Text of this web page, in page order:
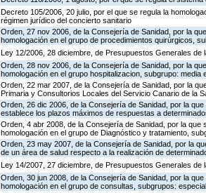
Decreto 105/2006, 20 julio, por el que se regula la
régimen jurídico del concierto sanitario
Orden, 27 nov 2006, de la Consejería de Sanidad, por la
homologación en el grupo de procedimientos quirúrgicos,
Ley 12/2006, 28 diciembre, de Presupuestos Generales
Orden, 28 nov 2006, de la Consejería de Sanidad, por la
homologación en el grupo hospitalizacion, subgrupo: media
Orden, 22 mar 2007, de la Consejería de Sanidad, por la
Primaria y Consultorios Locales del Servicio Canario de la
Orden, 26 dic 2006, de la Consejería de Sanidad, por la
establece los plazos máximos de respuestas a
Orden, 4 abr 2008, de la Consejería de Sanidad, por la
homologación en el grupo de Diagnóstico y tratamiento,
Orden, 23 may 2007, de la Consejería de Sanidad, por la
de un área de salud respecto a la realización de
Ley 14/2007, 27 diciembre, de Presupuestos Generales
Orden, 30 jun 2008, de la Consejería de Sanidad, por la
homologación en el grupo de consultas, subgrupos: